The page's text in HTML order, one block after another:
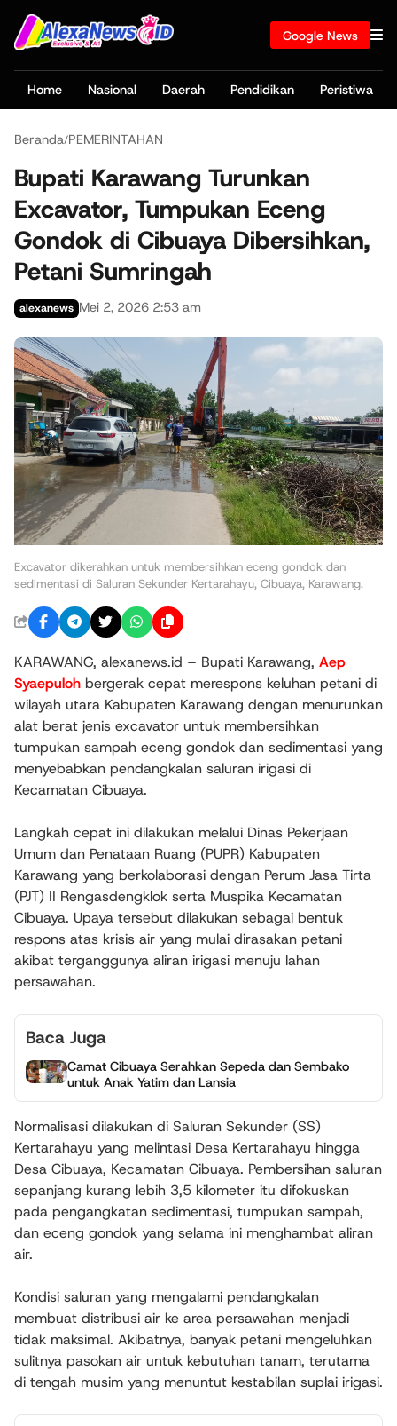
Google News
Home Nasional Daerah Pendidikan Peristiwa
Beranda/PEMERINTAHAN
Bupati Karawang Turunkan
Excavator, Tumpukan Eceng
Gondok di Cibuaya Dibersihkan,
Petani Sumringah
alexanews Mei 2, 2026 2:53 am
Excavator dikerahkan untuk membersihkan eceng gondok dan
sedimentasi di Saluran Sekunder Kertarahayu, Cibuaya, Karawang.
KARAWANG, alexanews.id – Bupati Karawang, Aep
Syaepuloh bergerak cepat merespons keluhan petani di
wilayah utara Kabupaten Karawang dengan menurunkan
alat berat jenis excavator untuk membersihkan
tumpukan sampah eceng gondok dan sedimentasi yang
menyebabkan pendangkalan saluran irigasi di
Kecamatan Cibuaya.
Langkah cepat ini dilakukan melalui Dinas Pekerjaan
Umum dan Penataan Ruang (PUPR) Kabupaten
Karawang yang berkolaborasi dengan Perum Jasa Tirta
(PJT) II Rengasdengklok serta Muspika Kecamatan
Cibuaya. Upaya tersebut dilakukan sebagai bentuk
respons atas krisis air yang mulai dirasakan petani
akibat terganggunya aliran irigasi menuju lahan
persawahan.
Baca Juga
Camat Cibuaya Serahkan Sepeda dan Sembako
untuk Anak Yatim dan Lansia
Normalisasi dilakukan di Saluran Sekunder (SS)
Kertarahayu yang melintasi Desa Kertarahayu hingga
Desa Cibuaya, Kecamatan Cibuaya. Pembersihan saluran
sepanjang kurang lebih 3,5 kilometer itu difokuskan
pada pengangkatan sedimentasi, tumpukan sampah,
dan eceng gondok yang selama ini menghambat aliran
air.
Kondisi saluran yang mengalami pendangkalan
membuat distribusi air ke area persawahan menjadi
tidak maksimal. Akibatnya, banyak petani mengeluhkan
sulitnya pasokan air untuk kebutuhan tanam, terutama
di tengah musim yang menuntut kestabilan suplai irigasi.